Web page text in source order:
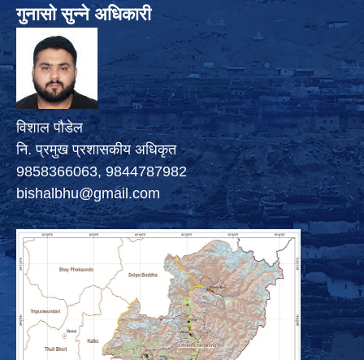
गुनासो सुन्ने अधिकारी
विशाल पौडेल
नि. प्रमुख प्रशासकीय अधिकृत
9858366063, 9844787982
bishalbhu@gmail.com